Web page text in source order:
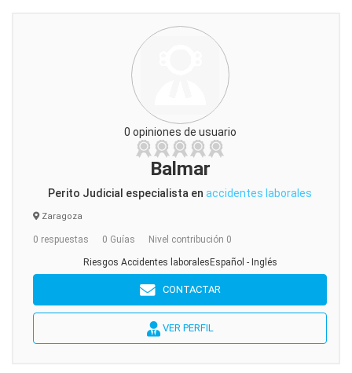
0 opiniones de usuario
Balmar
Perito Judicial especialista en accidentes laborales
Zaragoza
0 respuestas 0 Guías Nivel contribución 0
Riesgos Accidentes laboralesEspañol - Inglés
CONTACTAR
VER PERFIL